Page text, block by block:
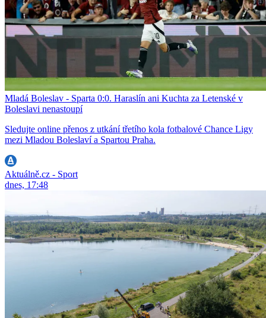
Mladá Boleslav - Sparta 0:0. Haraslín ani Kuchta za Letenské v
Boleslavi nenastoupí
Sledujte online přenos z utkání třetího kola fotbalové Chance Ligy
mezi Mladou Boleslaví a Spartou Praha.
Aktuálně.cz - Sport
dnes, 17:48